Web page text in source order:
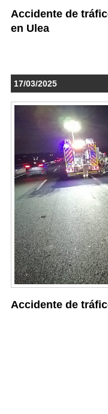
Accidente de
en Ulea
17/03/2025
Accidente de